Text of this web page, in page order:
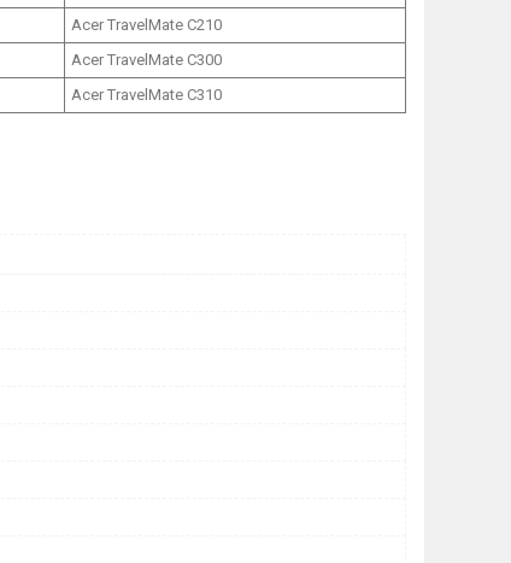
Acer TravelMate C210
Acer TravelMate C300
Acer TravelMate C310